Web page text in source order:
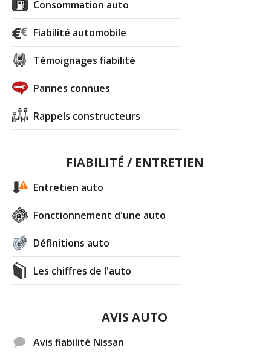
Consommation auto
Fiabilité automobile
Témoignages fiabilité
Pannes connues
Rappels constructeurs
FIABILITÉ / ENTRETIEN
Entretien auto
Fonctionnement d'une auto
Définitions auto
Les chiffres de l'auto
AVIS AUTO
Avis fiabilité Nissan